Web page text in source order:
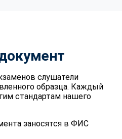
слушатели
образца. Каждый
стандартам нашего
заносятся в ФИС